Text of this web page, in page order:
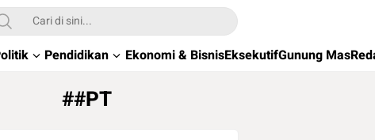
Pendidikan Ekonomi & BisnisEksekutifGunung Mas
##PT